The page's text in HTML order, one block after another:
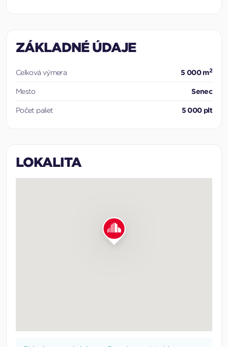
ZÁKLADNÉ ÚDAJE
Celková výmera 5 000 m2
Mesto Senec
Počet paliet 5 000 plt
LOKALITA